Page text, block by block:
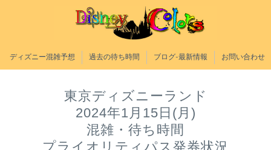
ディズニー混雑予想 過去の待ち時間 ブログ-最新情報 お問い合わせ
東京ディズニーランド
2024年1月15日(月)
混雑・待ち時間
プライオリティパス発券状況